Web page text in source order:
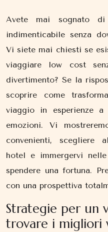
Avete mai sognato di
indimenticabile senza
Vi siete mai chiesti se
viaggiare low cost
divertimento? Se la
scoprire come
viaggio in esperienze
emozioni. Vi
convenienti, scegliere
hotel e immergervi
spendere una fortuna.
con una prospettiva
Strategie per un
trovare i migliori